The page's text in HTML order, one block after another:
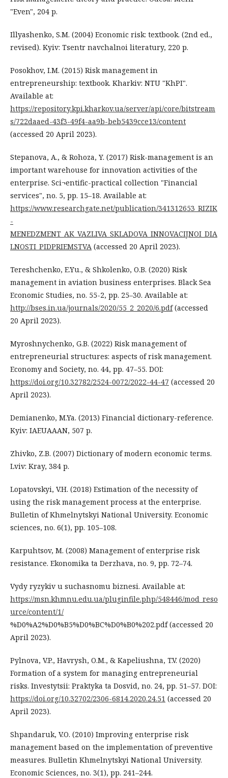
"Even", 204 p.
Illyashenko, S.M. (2004) Economic risk: textbook. (2nd ed.,
revised). Kyiv: Tsentr navchalnoi literatury, 220 р.
Posokhov, I.M. (2015) Risk management in
entrepreneurship: textbook. Kharkiv: NTU "KhPI".
Available at:
https://repository.kpi.kharkov.ua/server/api/core/bitstream
s/722daaed-43f3-49f4-aa9b-beb5439cce13/content
(accessed 20 April 2023).
Stepanova, A., & Rohoza, Y. (2017) Risk-management is an
important warehouse for innovation activities of the
enterprise. Sci¬entific-practical collection "Financial
services", no. 5, рр. 15–18. Available at:
https://www.researchgate.net/publication/341312653_RIZIK
-
MENEDZMENT_AK_VAZLIVA_SKLADOVA_INNOVACIJNOI_DIA
LNOSTI_PIDPRIEMSTVA (accessed 20 April 2023).
Tereshchenko, E.Yu., & Shkolenko, O.B. (2020) Risk
management in aviation business enterprises. Black Sea
Economic Studies, no. 55-2, рр. 25–30. Available at:
http://bses.in.ua/journals/2020/55_2_2020/6.pdf(accessed
20 April 2023).
Myroshnychenko, G.B. (2022) Risk management of
entrepreneurial structures: aspects of risk management.
Economy and Society, no. 44, рр. 47–55. DOI:
https://doi.org/10.32782/2524-0072/2022-44-47 (accessed 20
April 2023).
Demianenko, M.Ya. (2013) Financial dictionary-reference.
Kyiv: IAEUAAAN, 507 p.
Zhivko, Z.B. (2007) Dictionary of modern economic terms.
Lviv: Kray, 384 p.
Lopatovskyi, V.H. (2018) Estimation of the necessity of
using the risk management process at the enterprise.
Bulletin of Khmelnytskyi National University. Economic
sciences, no. 6(1), рр. 105–108.
Karpuhtsov, M. (2008) Management of enterprise risk
resistance. Ekonomika ta Derzhava, no. 9, рр. 72–74.
Vydy ryzykiv u suchasnomu biznesi. Available at:
https://msn.khmnu.edu.ua/pluginfile.php/548446/mod_reso
urce/content/1/
%D0%A2%D0%B5%D0%BC%D0%B0%202.pdf (accessed 20
April 2023).
Pylnova, V.P., Havrysh, O.M., & Kapeliushna, T.V. (2020)
Formation of a system for managing entrepreneurial
risks. Investytsii: Praktyka ta Dosvid, no. 24, рр. 51–57. DOI:
https://doi.org/10.32702/2306-6814.2020.24.51 (accessed 20
April 2023).
Shpandaruk, V.O. (2010) Improving enterprise risk
management based on the implementation of preventive
measures. Bulletin Khmelnytskyi National University.
Economic Sciences, no. 3(1), рр. 241–244.